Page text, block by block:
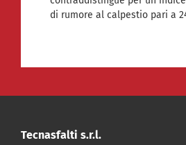
di rumore al calpestio pari a
Tecnasfalti s.r.l.